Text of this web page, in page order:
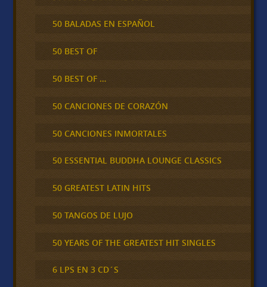
50 BALADAS EN ESPAÑOL
50 BEST OF
50 BEST OF …
50 CANCIONES DE CORAZÓN
50 CANCIONES INMORTALES
50 ESSENTIAL BUDDHA LOUNGE CLASSICS
50 GREATEST LATIN HITS
50 TANGOS DE LUJO
50 YEARS OF THE GREATEST HIT SINGLES
6 LPS EN 3 CD´S